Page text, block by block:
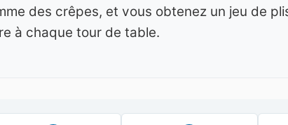
des crêpes, et vous obtenez un jeu de
à chaque tour de table.